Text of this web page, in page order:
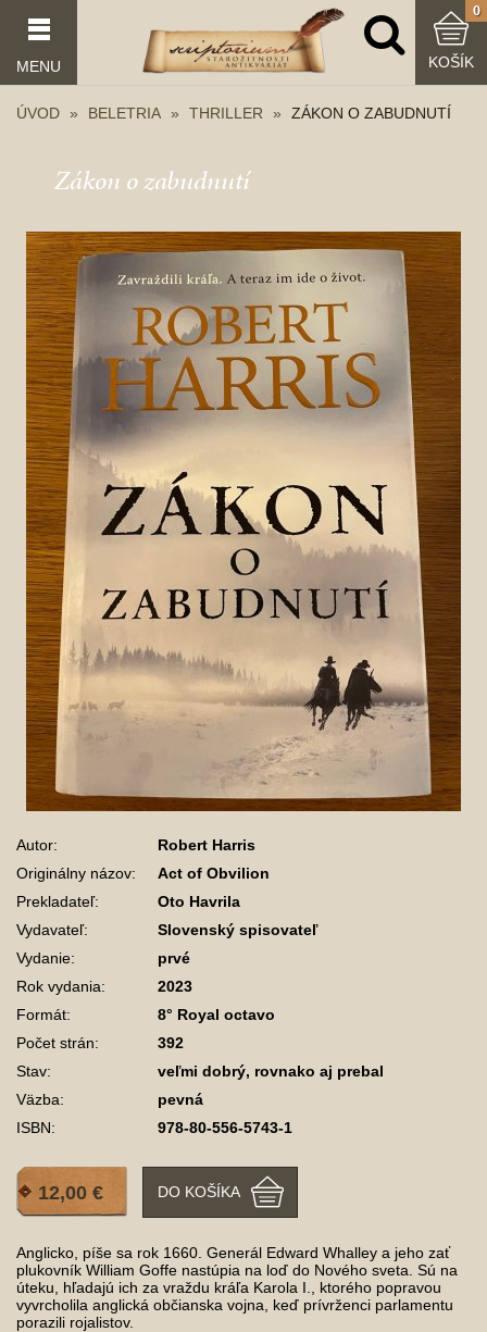
MENU
0
KOŠÍK
ÚVOD BELETRIA THRILLER ZÁKON O ZABUDNUTÍ
Zákon o zabudnutí
Autor:
Robert Harris
Originálny názov:
Act of Obvilion
Prekladateľ:
Oto Havrila
Vydavateľ:
Slovenský spisovateľ
Vydanie:
prvé
Rok vydania:
2023
Formát:
8° Royal octavo
Počet strán:
392
Stav:
veľmi dobrý, rovnako aj prebal
Väzba:
pevná
ISBN:
978-80-556-5743-1
12,00 € DO KOŠÍKA
Anglicko, píše sa rok 1660. Generál Edward Whalley a jeho zať
plukovník William Goffe nastúpia na loď do Nového sveta. Sú na
úteku, hľadajú ich za vraždu kráľa Karola I., ktorého popravou
vyvrcholila anglická občianska vojna, keď prívrženci parlamentu
porazili rojalistov.